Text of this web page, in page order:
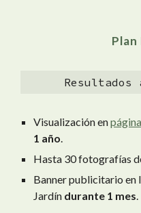
Plan
Resultados
Visualización en
1 año.
Hasta 30 fotografías
Banner publicitario en
Jardín durante 1 mes.